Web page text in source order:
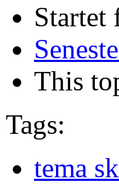
Startet
This
Tags:
tema